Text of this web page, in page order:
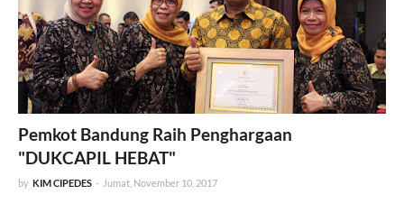
Pemkot Bandung Raih Penghargaan
"DUKCAPIL HEBAT"
by KIM CIPEDES - Jumat, November 10, 2017